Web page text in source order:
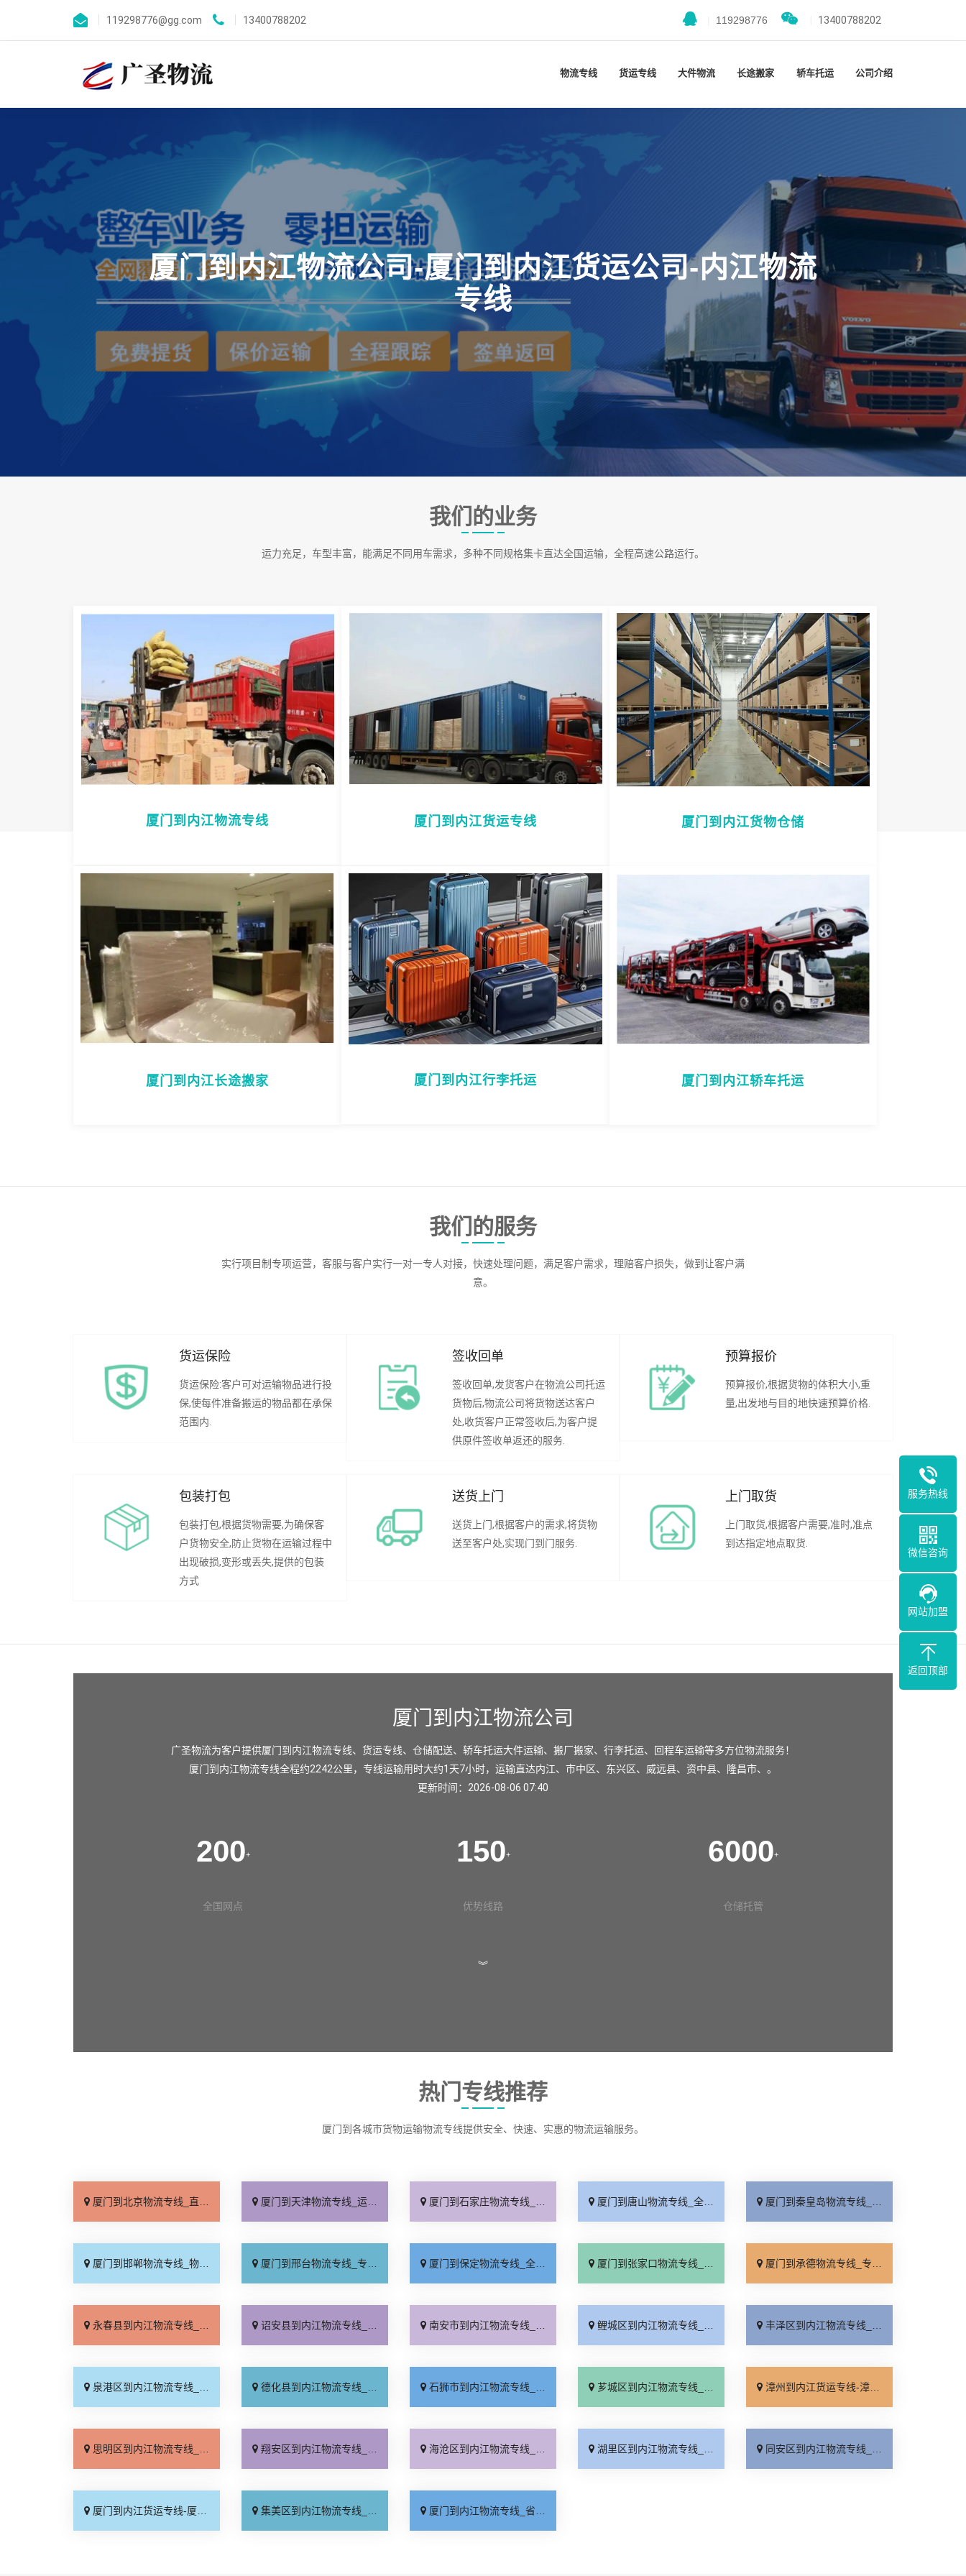
119298776@gg.com 13400788202 119298776 13400788202
物流专线 货运专线 大件物流 长途搬家 轿车托运 公司介绍
厦门到内江物流公司-厦门到内江货运公司-内江物流
专线
我们的业务
运力充足，车型丰富，能满足不同用车需求，多种不同规格集卡直达全国运输，全程高速公路运行。
厦门到内江物流专线 厦门到内江货运专线 厦门到内江货物仓储
厦门到内江长途搬家 厦门到内江行李托运 厦门到内江轿车托运
我们的服务
实行项目制专项运营，客服与客户实行一对一专人对接，快速处理问题，满足客户需求，理赔客户损失，做到让客户满
意。
货运保险
货运保险:客户可对运输物品进行投
保,使每件准备搬运的物品都在承保
范围内.
签收回单
签收回单,发货客户在物流公司托运
货物后,物流公司将货物送达客户
处,收货客户正常签收后,为客户提
供原件签收单返还的服务.
预算报价
预算报价,根据货物的体积大小,重
量,出发地与目的地快速预算价格.
包装打包
包装打包,根据货物需要,为确保客
户货物安全,防止货物在运输过程中
出现破损,变形或丢失,提供的包装
方式
送货上门
送货上门,根据客户的需求,将货物
送至客户处,实现门到门服务.
上门取货
上门取货,根据客户需要,准时,准点
到达指定地点取货.
厦门到内江物流公司
广圣物流为客户提供厦门到内江物流专线、货运专线、仓储配送、轿车托运大件运输、搬厂搬家、行李托运、回程车运输等多方位物流服务！
厦门到内江物流专线全程约2242公里，专线运输用时大约1天7小时，运输直达内江、 市中区、 东兴区、 威远县、 资中县、 隆昌市、。
更新时间：2026-08-06 07:40
200+
全国网点
150+
优势线路
6000+
仓储托管
︾
热门专线推荐
厦门到各城市货物运输物流专线提供安全、快速、实惠的物流运输服务。
厦门到北京物流专线_直达不中转「送货到门」 厦门到天津物流专线_运保时效「高效快运」 厦门到石家庄物流专线_准时准点「多少公里」 厦门到唐山物流专线_全境派送「收费介绍」 厦门到秦皇岛物流专线_高效运输「运保时效」
厦门到邯郸物流专线_物流拼车「全境配送」 厦门到邢台物流专线_专业靠谱「上门提货」 厦门到保定物流专线_全程直达「高效运输」 厦门到张家口物流专线_全境派送「多久能到」 厦门到承德物流专线_专业调车「合理收费」
永春县到内江物流专线_服务周到「多少一吨」 诏安县到内江物流专线_服务周到「全境配送」 南安市到内江物流专线_按时送达「价格实惠」 鲤城区到内江物流专线_价位合理「无需中转」 丰泽区到内江物流专线_直达往返「直达到站」
泉港区到内江物流专线_合同承运「运价查询」 德化县到内江物流专线_价位合理「一站直达」 石狮市到内江物流专线_多少一吨「定点发车」 芗城区到内江物流专线_运价查询「全境到达」 漳州到内江货运专线-漳州到内江物流公司_上门提货「门到门接送」
思明区到内江物流专线_运价实惠「无需中转」 翔安区到内江物流专线_上门提货「送货上门」 海沧区到内江物流专线_收费标准「价位合理」 湖里区到内江物流专线_托运放心「诚信为先」 同安区到内江物流专线_无需中转「高效运输」
厦门到内江货运专线-厦门到内江物流公司_专线快运「托运放心」 集美区到内江物流专线_放心物流「急你所需」 厦门到内江物流专线_省事省心「按时送达」
服务热线
微信咨询
网站加盟
返回顶部